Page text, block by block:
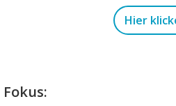
Hier
Fokus: